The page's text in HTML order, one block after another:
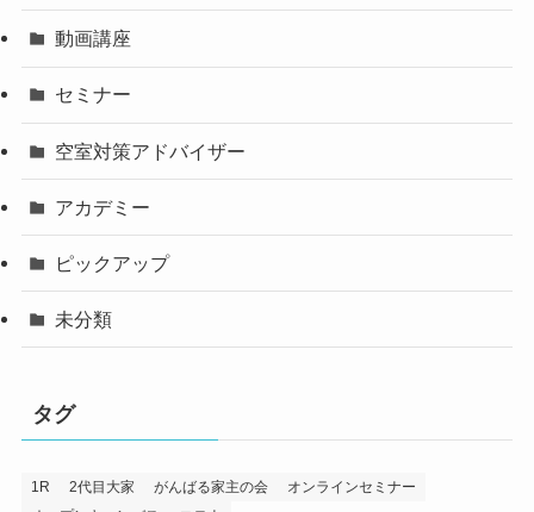
動画講座
セミナー
空室対策アドバイザー
アカデミー
ピックアップ
未分類
タグ
1R 2代目大家 がんばる家主の会
オンラインセミナー